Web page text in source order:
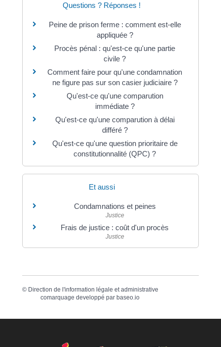
Questions ? Réponses !
Peine de prison ferme : comment est-elle
appliquée ?
Procès pénal : qu'est-ce qu'une partie
civile ?
Comment faire pour qu'une condamnation
ne figure pas sur son casier judiciaire ?
Qu'est-ce qu'une comparution
immédiate ?
Qu'est-ce qu'une comparution à délai
différé ?
Qu'est-ce qu'une question prioritaire de
constitutionnalité (QPC) ?
Et aussi
Condamnations et peines
Justice
Frais de justice : coût d'un procès
Justice
© Direction de l'information légale et administrative
comarquage developpé par baseo.io